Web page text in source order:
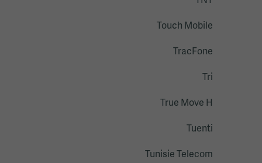
Touch Mobile
TracFone
Tri
True Move H
Tuenti
Tunisie Telecom